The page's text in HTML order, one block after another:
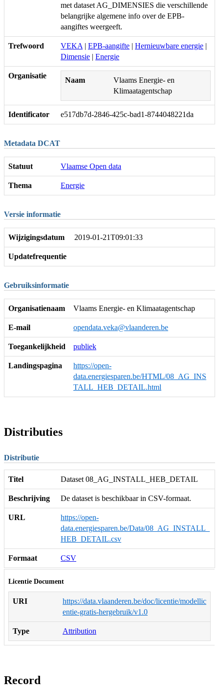
met dataset AG_DIMENSIES die verschillende
belangrijke algemene info over de EPB-
aangiftes weergeeft.
Trefwoord VEKA | EPB-aangifte | Hernieuwbare energie |
Dimensie | Energie
Organisatie
Naam
Vlaams Energie- en
Klimaatagentschap
Identificator e517db7d-2846-425c-bad1-8744048221da
Metadata DCAT
Statuut Vlaamse Open data
Thema Energie
Versie informatie
Wijzigingsdatum 2019-01-21T09:01:33
Updatefrequentie
Gebruiksinformatie
Organisatienaam Vlaams Energie- en Klimaatagentschap
E-mail opendata.veka@vlaanderen.be
Toegankelijkheid publiek
Landingspagina
https://open-
data.energiesparen.be/HTML/08_AG_INS
TALL_HEB_DETAIL.html
Distributies
Distributie
Titel Dataset 08_AG_INSTALL_HEB_DETAIL
Beschrijving De dataset is beschikbaar in CSV-formaat.
URL
https://open-
data.energiesparen.be/Data/08_AG_INSTALL_
HEB_DETAIL.csv
Formaat CSV
Licentie Document
URI
https://data.vlaanderen.be/doc/licentie/modellic
entie-gratis-hergebruik/v1.0
Type Attribution
Record